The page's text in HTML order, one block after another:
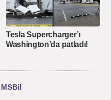
Tesla Supercharger’ı
Washington’da patladı!
MSBil